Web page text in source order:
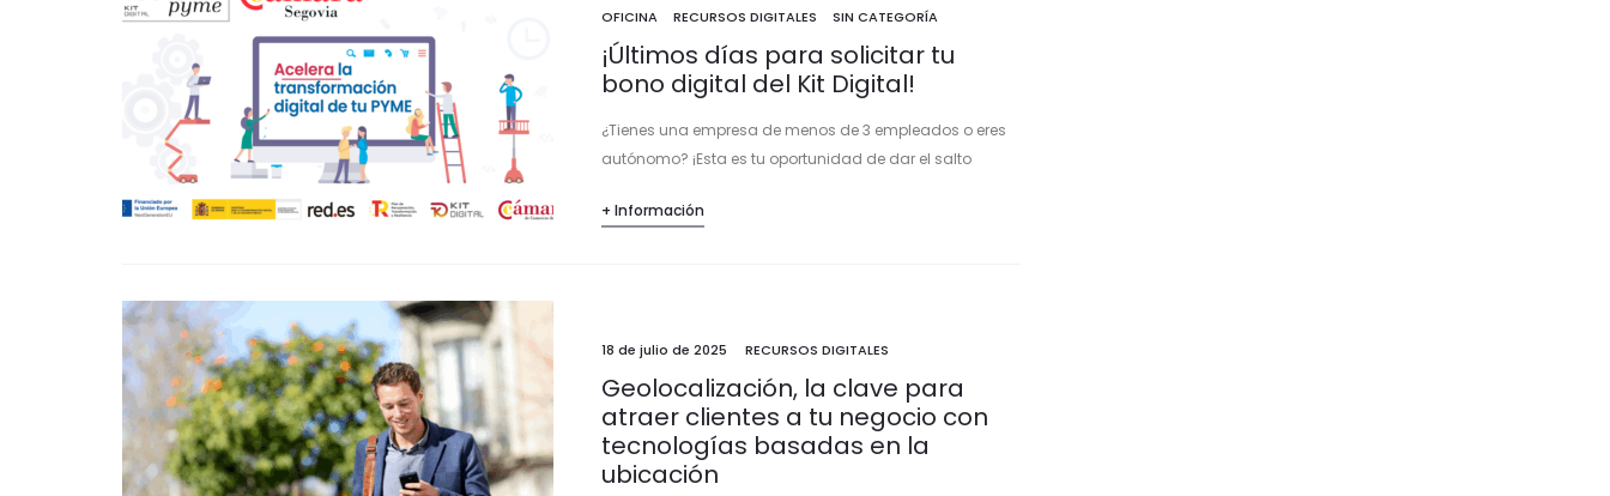
OFICINA
RECURSOS DIGITALES SIN CATEGORÍA
¡Últimos días para solicitar tu
bono digital del Kit Digital!
¿Tienes una empresa de menos de 3 empleados o eres
autónomo? ¡Esta es tu oportunidad de dar el salto
de…
+ Información
18 de julio de 2025 RECURSOS DIGITALES
Geolocalización, la clave para
atraer clientes a tu negocio con
tecnologías basadas en la
ubicación